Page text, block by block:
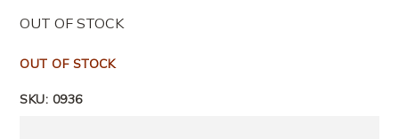
OUT OF STOCK
OUT OF STOCK
SKU: 0936